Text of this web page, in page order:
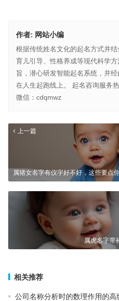
作者: 网站小编
根据传统姓名文化的起名方式并结
育儿引导、性格养成等现代科学方
旨，潜心研发智能起名系统，并
在人生起跑线上。 起名咨询服务
微信：cdqmwz
上一篇
属猪女名字有仪字好不好，这些要点
属虎名字带
相关推荐
公司名称分析时的数理作用的高